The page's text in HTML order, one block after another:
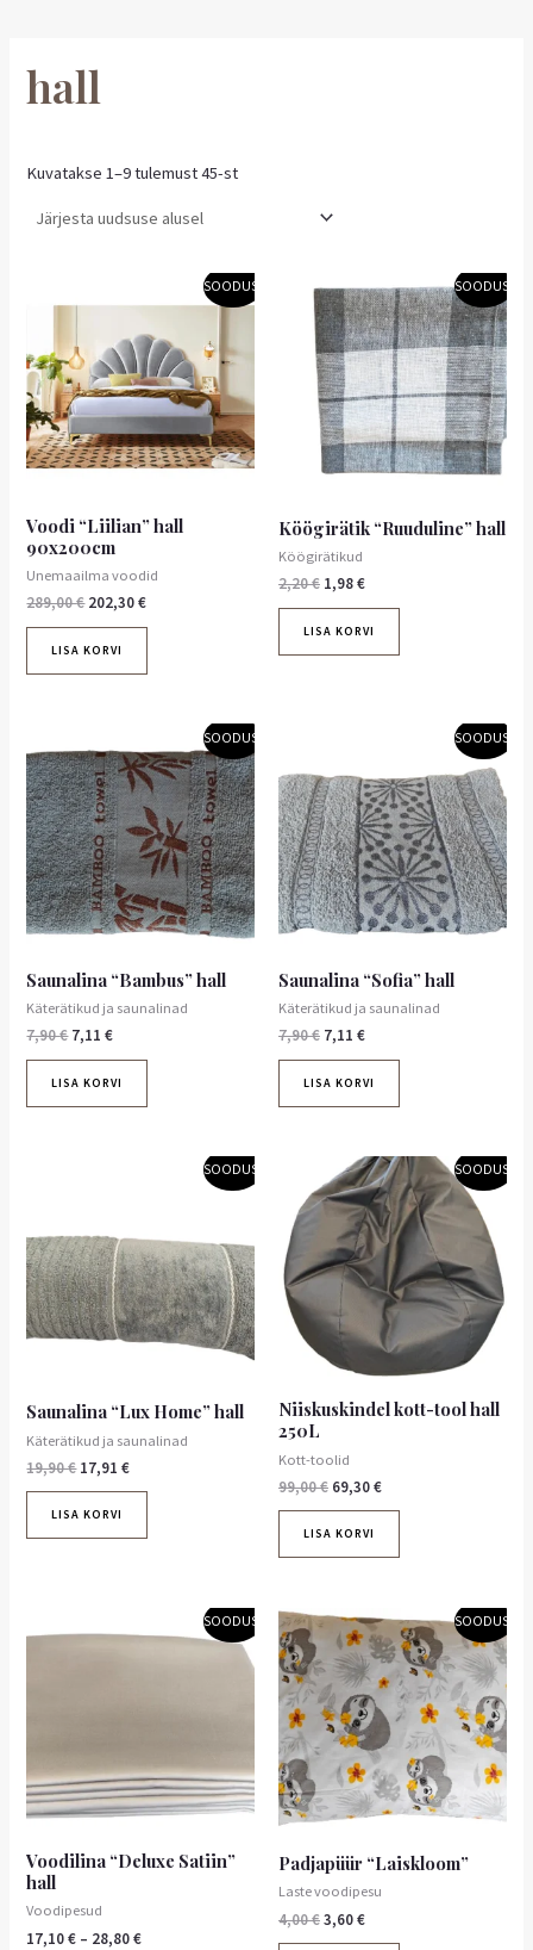
hall
Kuvatakse 1–9 tulemust 45-st
SOODUS!
Voodi “Liilian” hall
90x200cm
Unemaailma voodid
289,00€
hind
289,00 €.
202,30€
Praegune
hind
202,30 €.
LISA KORVI
SOODUS!
Köögirätik “Ruuduline” hall
Köögirätikud
2,20€
hind
oli:
2,20 €.
1,98€
hind
on:
1,98 €.
LISA KORVI
SOODUS!
Saunalina “Bambus” hall
Käterätikud ja saunalinad
7,90€
hind
oli:
7,90 €.
7,11€
hind
on:
7,11 €.
LISA KORVI
SOODUS!
Saunalina “Sofia” hall
Käterätikud ja saunalinad
7,90€
oli:
7,90 €.
7,11 €
7,11 €.
LISA KORVI
SOODUS!
Saunalina “Lux Home” hall
Käterätikud ja saunalinad
19,90€ 17,91€
LISA KORVI
SOODUS!
Niiskuskindel kott-tool hall
250L
Kott-toolid
99,00€
Algne
hind
oli:
99,00 €.
69,30€
Praegune
hind
on:
69,30 €.
LISA KORVI
SOODUS!
Voodilina “Deluxe Satiin”
hall
Voodipesud
17,10€ – 28,80€
Hinnavahemik:
17,10 €
Valikuid
saab
teha
tootelehel.
SOODUS!
Padjapüür “Laiskloom”
Laste voodipesu
4,00€
Algne
hind
oli:
4,00 €.
3,60€
Praegune
hind
on:
3,60 €.